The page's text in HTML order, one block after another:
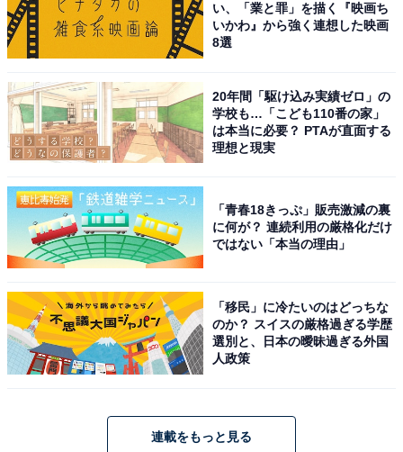
い、「業と罪」を描く『映画ち
いかわ』から強く連想した映画
8選
20年間「駆け込み実績ゼロ」の
学校も…「こども110番の家」
は本当に必要？ PTAが直面する
理想と現実
「青春18きっぷ」販売激減の裏
に何が？ 連続利用の厳格化だけ
ではない「本当の理由」
「移民」に冷たいのはどっちな
のか？ スイスの厳格過ぎる学歴
選別と、日本の曖昧過ぎる外国
人政策
連載をもっと見る